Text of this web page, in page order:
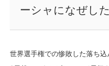
ーシャになぜし
世界選手権での惨敗した落ち